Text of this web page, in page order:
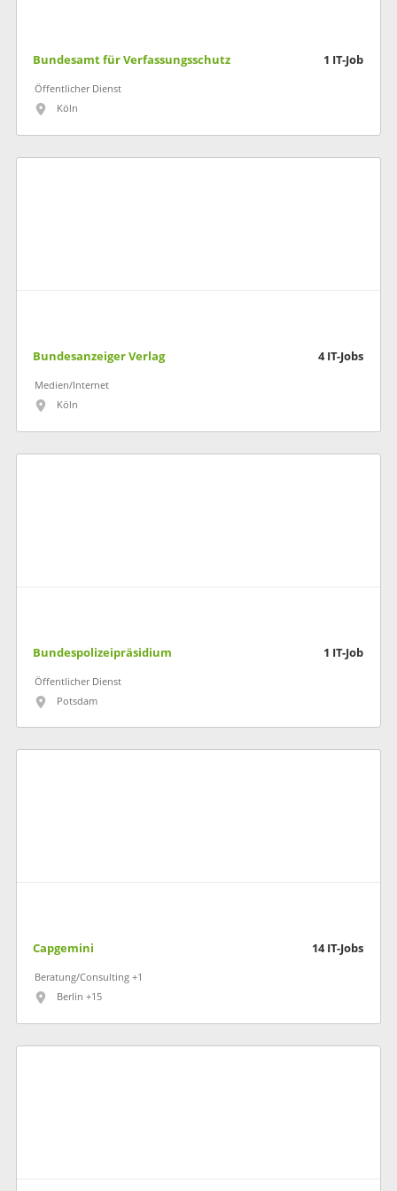
Bundesamt für Verfassungsschutz 1 IT-Job
Öffentlicher Dienst
Köln
Bundesanzeiger Verlag 4 IT-Jobs
Medien/Internet
Köln
Bundespolizeipräsidium 1 IT-Job
Öffentlicher Dienst
Potsdam
Capgemini 14 IT-Jobs
Beratung/Consulting +1
Berlin +15